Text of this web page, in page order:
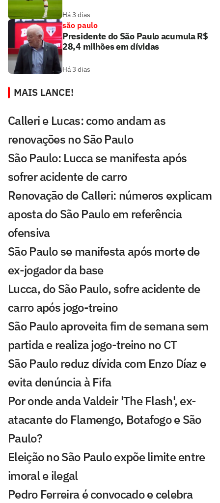
Há 3 dias
são paulo
Presidente do São Paulo acumula R$
28,4 milhões em dívidas
Há 3 dias
MAIS LANCE!
Calleri e Lucas: como andam as
renovações no São Paulo
São Paulo: Lucca se manifesta após
sofrer acidente de carro
Renovação de Calleri: números explicam
aposta do São Paulo em referência
ofensiva
São Paulo se manifesta após morte de
ex-jogador da base
Lucca, do São Paulo, sofre acidente de
carro após jogo-treino
São Paulo aproveita fim de semana sem
partida e realiza jogo-treino no CT
São Paulo reduz dívida com Enzo Díaz e
evita denúncia à Fifa
Por onde anda Valdeir 'The Flash', ex-
atacante do Flamengo, Botafogo e São
Paulo?
Eleição no São Paulo expõe limite entre
imoral e ilegal
Pedro Ferreira é convocado e celebra